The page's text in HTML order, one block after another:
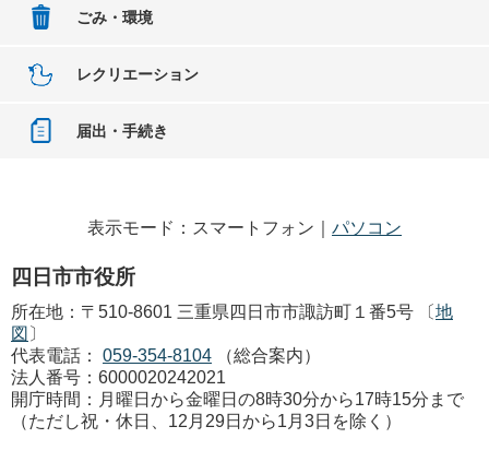
ごみ・環境
レクリエーション
届出・手続き
表示モード：スマートフォン｜ パソコン
四日市市役所
所在地：〒510-8601 三重県四日市市諏訪町１番5号 〔地
図 〕
代表電話：
059-354-8104
（総合案内）
法人番号：6000020242021
開庁時間：月曜日から金曜日の8時30分から17時15分まで
（ただし祝・休日、12月29日から1月3日を除く）